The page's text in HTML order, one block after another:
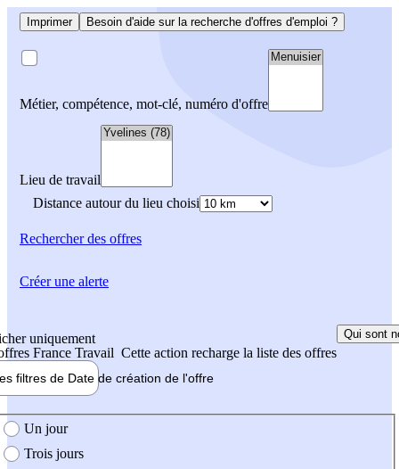
Imprimer Besoin d'aide sur la recherche d'offres d'emploi ?
Métier, compétence, mot-clé, numéro d'offre
Lieu de travail
Distance autour du lieu choisi
Rechercherdes offres
uniquement
France Travail Cette action recharge la liste des offres
Qui sont
filtres de Date de création de l'offre
création de l'offre
Un jour
Trois jours
Créer une alerte